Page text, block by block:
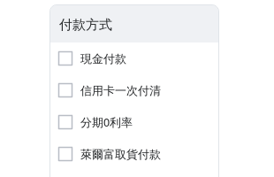
付款方式
現金付款
信用卡一次付清
分期0利率
萊爾富取貨付款